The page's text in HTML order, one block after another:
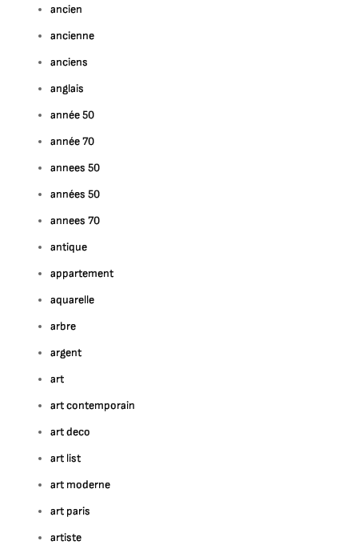
ancien
ancienne
anciens
anglais
année 50
année 70
annees 50
années 50
annees 70
antique
appartement
aquarelle
arbre
argent
art
art contemporain
art deco
art list
art moderne
art paris
artiste